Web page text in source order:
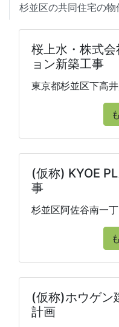
杉並区の共同住宅の物
桜上水・株式
ョン新築工事
東京都杉並区下高
(仮称) KYOE
事
杉並区阿佐谷南一
(仮称)ホウゲン
計画